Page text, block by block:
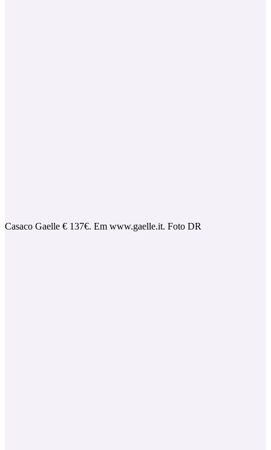
Casaco Gaelle € 137€. Em www.gaelle.it. Foto DR